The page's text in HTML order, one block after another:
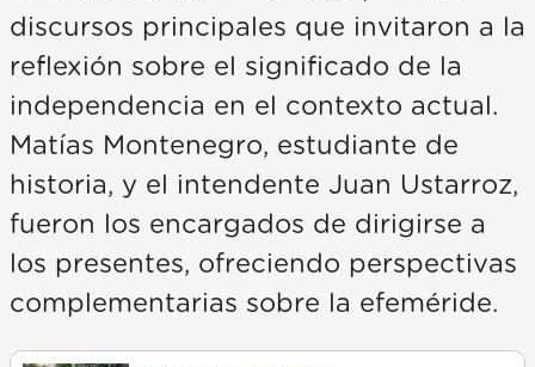
discursos principales que invitaron a la
reflexión sobre el significado de la
independencia en el contexto actual.
Matías Montenegro, estudiante de
historia, y el intendente Juan Ustarroz,
fueron los encargados de dirigirse a
los presentes, ofreciendo perspectivas
complementarias sobre la efeméride.